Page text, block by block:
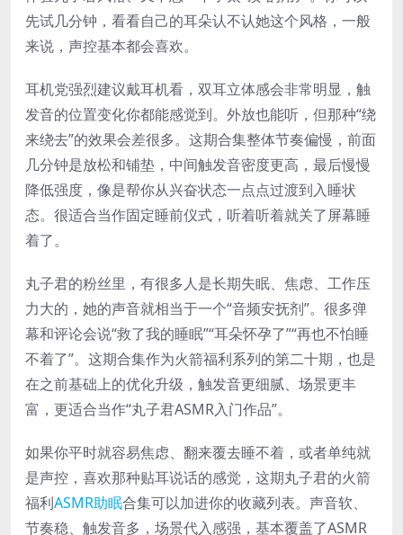
先试几分钟，看看自己的耳朵认不认她这个风格，一般
来说，声控基本都会喜欢。
耳机党强烈建议戴耳机看，双耳立体感会非常明显，触
发音的位置变化你都能感觉到。外放也能听，但那种“绕
来绕去”的效果会差很多。这期合集整体节奏偏慢，前面
几分钟是放松和铺垫，中间触发音密度更高，最后慢慢
降低强度，像是帮你从兴奋状态一点点过渡到入睡状
态。很适合当作固定睡前仪式，听着听着就关了屏幕睡
着了。
丸子君的粉丝里，有很多人是长期失眠、焦虑、工作压
力大的，她的声音就相当于一个“音频安抚剂”。很多弹
幕和评论会说“救了我的睡眠”“耳朵怀孕了”“再也不怕睡
不着了”。这期合集作为火箭福利系列的第二十期，也是
在之前基础上的优化升级，触发音更细腻、场景更丰
富，更适合当作“丸子君ASMR入门作品”。
如果你平时就容易焦虑、翻来覆去睡不着，或者单纯就
是声控，喜欢那种贴耳说话的感觉，这期丸子君的火箭
福利ASMR助眠合集可以加进你的收藏列表。声音软、
节奏稳、触发音多，场景代入感强，基本覆盖了ASMR